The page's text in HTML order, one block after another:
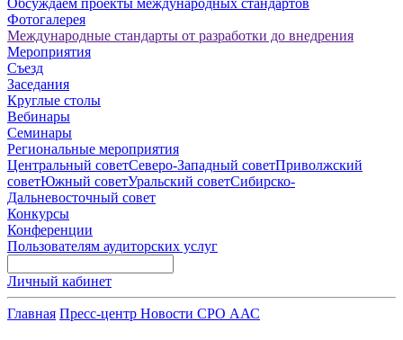
Обсуждаем проекты международных стандартов
Фотогалерея
Международные стандарты от разработки до внедрения
Мероприятия
Съезд
Заседания
Круглые столы
Вебинары
Семинары
Региональные мероприятия
Центральный советСеверо-Западный советПриволжский
советЮжный советУральский советСибирско-
Дальневосточный совет
Конкурсы
Конференции
Пользователям аудиторских услуг
Личный кабинет
Главная Пресс-центр Новости СРО ААС